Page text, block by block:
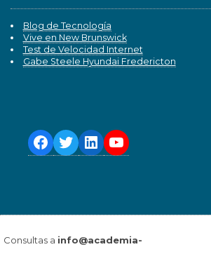
Blog de Tecnología
Vive en New Brunswick
Test de Velocidad Internet
Gabe Steele Hyundai Fredericton
Consultas a info@academia-